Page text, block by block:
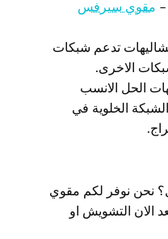
– مقوي سيرفس
تدعم شبكات
الاخرى.
الحل الانسب
الخلوية في
نحن نوفر لكم مقوي
الان التشويش او